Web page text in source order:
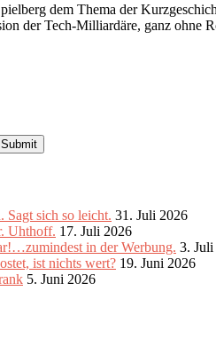
4/6:
42
dem Thema der
der Tech-Milliardäre, ganz
Sagt sich so leicht. 31. Juli 2026
Uhthoff. 17. Juli 2026
in der Werbung. 3.
ist nichts wert? 19. Juni 2026
5. Juni 2026